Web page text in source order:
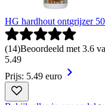
HG hardhout ontgrijzer
(14)Beoordeeld met 3.6
5.49
Prijs: 5.49 euro